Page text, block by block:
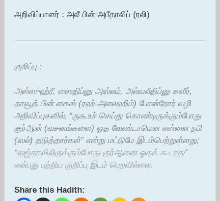
அறிவிப்பாளர் : அலீ பின் அபீதாலிப் (ரலி)
குறிப்பு :
அஸ்ஸுஹ்ரீ, ஸைதிப்னு அஸ்லம், அல்வலீதிப்னு கஸீர்,
தாவூத் பின் கைஸ் (ரஹ்-அலைஹிம்) போன்றோர் வழி
அறிவிப்புகளில், “ருகூஉச் செய்து கொண்டிருக்கும்போது
குர்ஆன் (வசனங்களை) ஓத வேண்டாமென என்னை நபி
(ஸல்) தடுத்தார்கள்” என்று மட்டுமே இடம்பெற்றுள்ளது;
“ஸஜ்தாவிலிருக்கும்போது குர்ஆனை ஓதக் கூடாது”
என்பது பற்றிய குறிப்பு இடம் பெறவில்லை.
Share this Hadith: